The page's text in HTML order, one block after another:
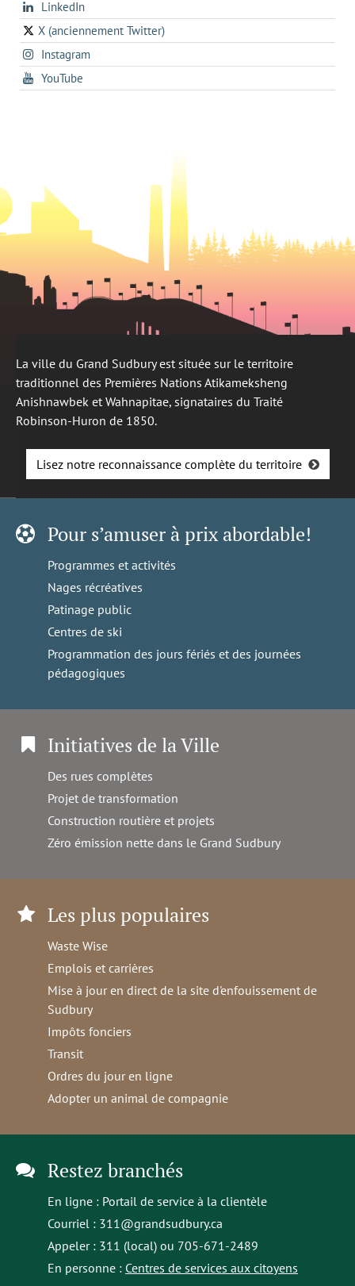
onglet
in
a
new
tab
LinkedInopens
in
a
new
X (anciennement Twitter)
s'ouvre
dans
un
nouvel
Instagrams'ouvre
dans
un
YouTube
dans
La ville du Grand Sudbury est située sur le territoire
traditionnel des Premières Nations Atikameksheng
Anishnawbek et Wahnapitae, signataires du Traité
Robinson-Huron de 1850.
Lisez notre reconnaissance complète du territoire
Pour s’amuser à prix abordable!
Programmes et activités
Nages récréatives
Patinage public
Centres de ski
Programmation des jours fériés et des journées
pédagogiques
Initiatives de la Ville
Des rues complètes
Projet de transformation
Construction routière et projets
Zéro émission nette dans le Grand Sudbury
Les plus populaires
Waste Wise
Emplois et carrières
Mise à jour en direct de la site d'enfouissement de
Sudbury
Impôts fonciers
Transit
Ordres du jour en ligne
Adopter un animal de compagnie
Restez branchés
En ligne : Portail de service à la clientèle
Courriel : 311@grandsudbury.ca
Appeler : 311 (local) ou 705-671-2489
En personne : Centres de services aux citoyens